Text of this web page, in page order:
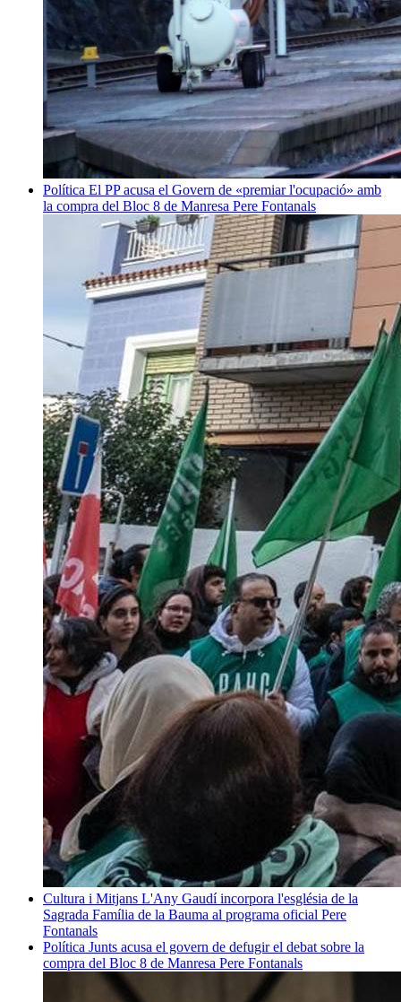
Política El PP acusa el Govern de «premiar l'ocupació» amb
la compra del Bloc 8 de Manresa Pere Fontanals
Cultura i Mitjans L'Any Gaudí incorpora l'església de la
Sagrada Família de la Bauma al programa oficial Pere
Fontanals
Política Junts acusa el govern de defugir el debat sobre la
compra del Bloc 8 de Manresa Pere Fontanals